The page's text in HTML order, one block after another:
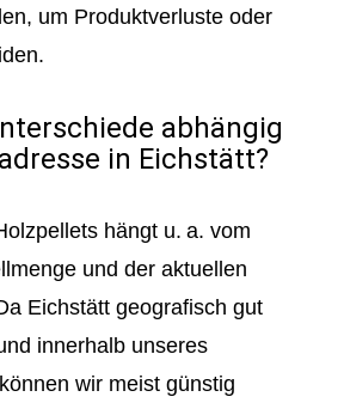
um Produktverluste oder
abhängig
in Eichstätt?
hängt u. a. vom
und der aktuellen
Eichstätt geografisch gut
innerhalb unseres
wir meist günstig